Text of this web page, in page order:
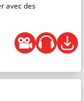
avec des